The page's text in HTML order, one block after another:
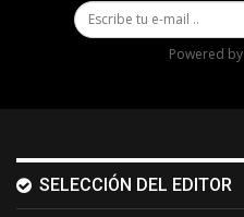
Powered by
SELECCIÓN DEL EDITOR